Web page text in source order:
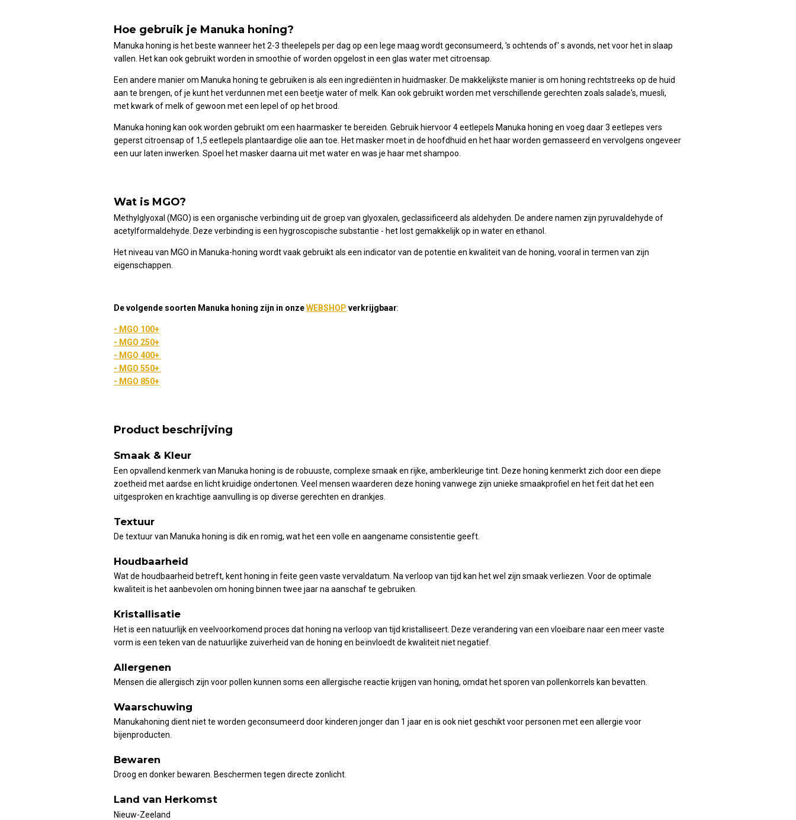
Hoe gebruik je Manuka honing?
Manuka honing is het beste wanneer het 2-3 theelepels per dag op een lege maag wordt geconsumeerd, 's ochtends of' s avonds, net voor het in slaap
vallen. Het kan ook gebruikt worden in smoothie of worden opgelost in een glas water met citroensap.
Een andere manier om Manuka honing te gebruiken is als een ingrediënten in huidmasker. De makkelijkste manier is om honing rechtstreeks op de huid
aan te brengen, of je kunt het verdunnen met een beetje water of melk. Kan ook gebruikt worden met verschillende gerechten zoals salade's, muesli,
met kwark of melk of gewoon met een lepel of op het brood.
Manuka honing kan ook worden gebruikt om een ​​haarmasker te bereiden. Gebruik hiervoor 4 eetlepels Manuka honing en voeg daar 3 eetlepes vers
geperst citroensap of 1,5 eetlepels plantaardige olie aan toe. Het masker moet in de hoofdhuid en het haar worden gemasseerd en vervolgens ongeveer
een uur laten inwerken. Spoel het masker daarna uit met water en was je haar met shampoo.
Wat is MGO?
Methylglyoxal (MGO) is een organische verbinding uit de groep van glyoxalen, geclassificeerd als aldehyden. De andere namen zijn pyruvaldehyde of
acetylformaldehyde. Deze verbinding is een hygroscopische substantie - het lost gemakkelijk op in water en ethanol.
Het niveau van MGO in Manuka-honing wordt vaak gebruikt als een indicator van de potentie en kwaliteit van de honing, vooral in termen van zijn
eigenschappen.
De volgende soorten Manuka honing zijn in onzeWEBSHOP verkrijgbaar:
- MGO 100+
- MGO 250+
- MGO 400+
- MGO 550+
- MGO 850+
Product beschrijving
Smaak & Kleur
Een opvallend kenmerk van Manuka honing is de robuuste, complexe smaak en rijke, amberkleurige tint. Deze honing kenmerkt zich door een diepe
zoetheid met aardse en licht kruidige ondertonen. Veel mensen waarderen deze honing vanwege zijn unieke smaakprofiel en het feit dat het een
uitgesproken en krachtige aanvulling is op diverse gerechten en drankjes.
Textuur
De textuur van Manuka honing is dik en romig, wat het een volle en aangename consistentie geeft.
Houdbaarheid
Wat de houdbaarheid betreft, kent honing in feite geen vaste vervaldatum. Na verloop van tijd kan het wel zijn smaak verliezen. Voor de optimale
kwaliteit is het aanbevolen om honing binnen twee jaar na aanschaf te gebruiken.
Kristallisatie
Het is een natuurlijk en veelvoorkomend proces dat honing na verloop van tijd kristalliseert. Deze verandering van een vloeibare naar een meer vaste
vorm is een teken van de natuurlijke zuiverheid van de honing en beïnvloedt de kwaliteit niet negatief.
Allergenen
Mensen die allergisch zijn voor pollen kunnen soms een allergische reactie krijgen van honing, omdat het sporen van pollenkorrels kan bevatten.
Waarschuwing
Manukahoning dient niet te worden geconsumeerd door kinderen jonger dan 1 jaar en is ook niet geschikt voor personen met een allergie voor
bijenproducten.
Bewaren
Droog en donker bewaren. Beschermen tegen directe zonlicht.
Land van Herkomst
Nieuw-Zeeland